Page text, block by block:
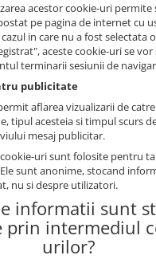
acestor cookie-uri permite
pe pagina de internet cu
in care nu a fost selectata
aceste cookie-uri se vor
terminarii sesiunii de
publicitate
aflarea vizualizarii de
tipul acesteia si timpul scurs
mesaj publicitar.
uri sunt folosite pentru
sunt anonime, stocand
nu si despre utilizatori.
informatii sunt
prin intermediul
urilor?